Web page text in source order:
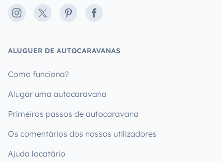
Instagram
X PinterestFacebook
ALUGUER DE AUTOCARAVANAS
Como funciona?
Alugar uma autocaravana
Primeiros passos de autocaravana
Os comentários dos nossos utilizadores
Ajuda locatário